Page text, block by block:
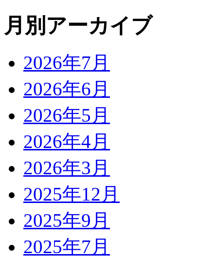
月別アーカイブ
2026年7月
2026年6月
2026年5月
2026年4月
2026年3月
2025年12月
2025年9月
2025年7月